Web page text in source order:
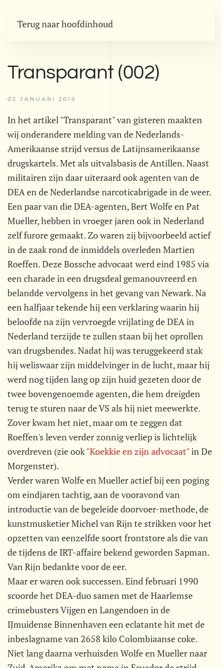
Terug naar hoofdinhoud
Transparant (002)
02 JANUARI 2019
In het artikel "Transparant" van gisteren maakten
wij onderandere melding van de Nederlands-
Amerikaanse strijd versus de Latijnsamerikaanse
drugskartels. Met als uitvalsbasis de Antillen. Naast
militairen zijn daar uiteraard ook agenten van de
DEA en de Nederlandse narcoticabrigade in de weer.
Een paar van die DEA-agenten, Bert Wolfe en Pat
Mueller, hebben in vroeger jaren ook in Nederland
zelf furore gemaakt. Zo waren zij bijvoorbeeld actief
in de zaak rond de inmiddels overleden Martien
Roeffen. Deze Bossche advocaat werd eind 1985 via
een charade in een drugsdeal gemanouvreerd en
belandde vervolgens in het gevang van Newark. Na
een halfjaar tekende hij een verklaring waarin hij
beloofde na zijn vervroegde vrijlating de DEA in
Nederland terzijde te zullen staan bij het oprollen
van drugsbendes. Nadat hij was teruggekeerd stak
hij weliswaar zijn middelvinger in de lucht, maar hij
werd nog tijden lang op zijn huid gezeten door de
twee bovengenoemde agenten, die hem dreigden
terug te sturen naar de VS als hij niet meewerkte.
Zover kwam het niet, maar om te zeggen dat
Roeffen's leven verder zonnig verliep is lichtelijk
overdreven (zie ook"Koekkie en zijn advocaat"in De
Morgenster).
Verder waren Wolfe en Mueller actief bij een poging
om eindjaren tachtig, aan de vooravond van
introductie van de begeleide doorvoer-methode, de
kunstmusketier Michel van Rijn te strikken voor het
opzetten van eenzelfde soort frontstore als die van
de tijdens de IRT-affaire bekend geworden Sapman.
Van Rijn bedankte voor de eer.
Maar er waren ook successen. Eind februari 1990
scoorde het DEA-duo samen met de Haarlemse
crimebusters Vijgen en Langendoen in de
IJmuidense Binnenhaven een eclatante hit met de
inbeslagname van 2658 kilo Colombiaanse coke.
Niet lang daarna verhuisden Wolfe en Mueller naar